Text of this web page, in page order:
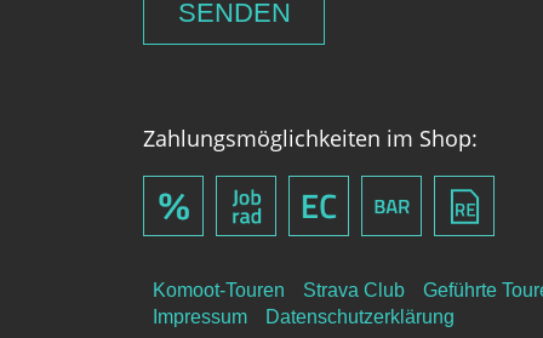
Zahlungsmöglichkeiten im Shop:
Komoot-Touren Strava Club
Geführte
Impressum
Datenschutzerklärung